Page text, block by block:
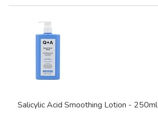
Salicylic Acid Smoothing Lotion - 250ml